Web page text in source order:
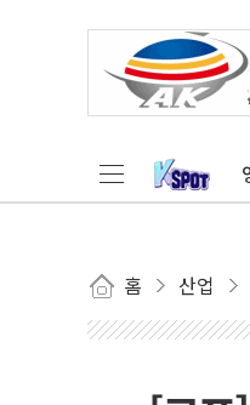
홈 산업